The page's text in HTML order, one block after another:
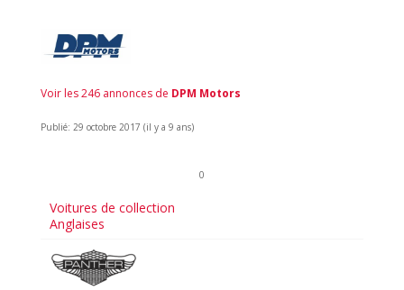
Voir les 246 annonces de DPM Motors
Publié: 29 octobre 2017 (il y a 9 ans)
0
Voitures de collection
Anglaises